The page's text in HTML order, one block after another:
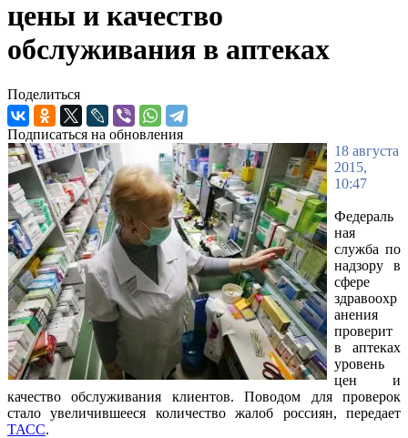
цены и качество
обслуживания в аптеках
Поделиться
Подписаться на обновления
18 августа
2015,
10:47
Федераль
ная
служба по
надзору в
сфере
здравоохр
анения
проверит
в аптеках
уровень
цен и
качество обслуживания клиентов. Поводом для проверок
стало увеличившееся количество жалоб россиян, передает
ТАСС.